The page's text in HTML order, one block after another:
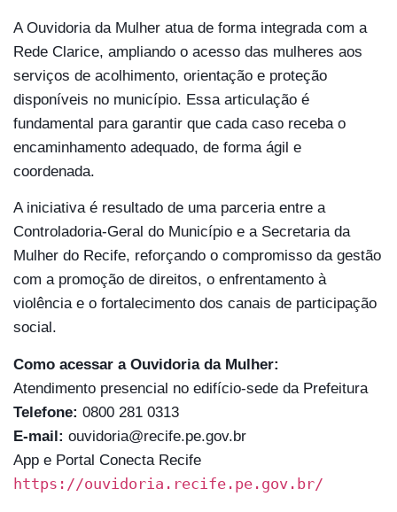
A Ouvidoria da Mulher atua de forma integrada com a
Rede Clarice, ampliando o acesso das mulheres aos
serviços de acolhimento, orientação e proteção
disponíveis no município. Essa articulação é
fundamental para garantir que cada caso receba o
encaminhamento adequado, de forma ágil e
coordenada.
A iniciativa é resultado de uma parceria entre a
Controladoria-Geral do Município e a Secretaria da
Mulher do Recife, reforçando o compromisso da gestão
com a promoção de direitos, o enfrentamento à
violência e o fortalecimento dos canais de participação
social.
Como acessar a Ouvidoria da Mulher:
Atendimento presencial no edifício-sede da Prefeitura
Telefone: 0800 281 0313
E-mail: ouvidoria@recife.pe.gov.br
App e Portal Conecta Recife
https://ouvidoria.recife.pe.gov.br/